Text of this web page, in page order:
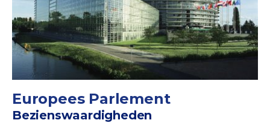
Europees Parlement
Bezienswaardigheden